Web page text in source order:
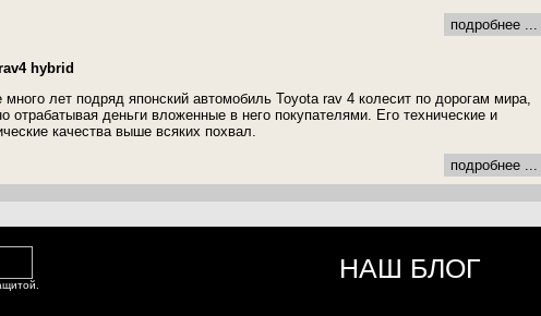
подробнее ...
hybrid
много лет подряд японский автомобиль Toyota rav 4 колесит по дорогам мира,
отрабатывая деньги вложенные в него покупателями. Его технические и
качества выше всяких похвал.
подробнее ...
НАШ БЛОГ